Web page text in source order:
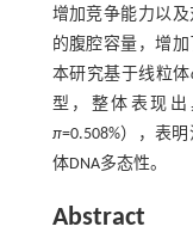
增加竞争能力以
的腹腔容量，增
本研究基于线粒体
型，整体表现
π=0.508%），表
体DNA多态性。
Abstract